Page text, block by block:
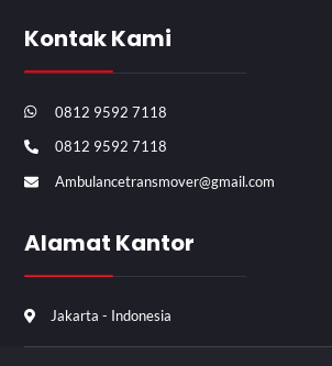
Kontak Kami
0812 9592 7118
0812 9592 7118
Ambulancetransmover@gmail.com
Alamat Kantor
Jakarta - Indonesia